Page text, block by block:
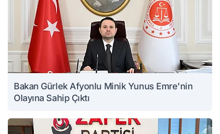
Bakan Gürlek Afyonlu Minik Yunus Emre'nin
Olayına Sahip Çıktı